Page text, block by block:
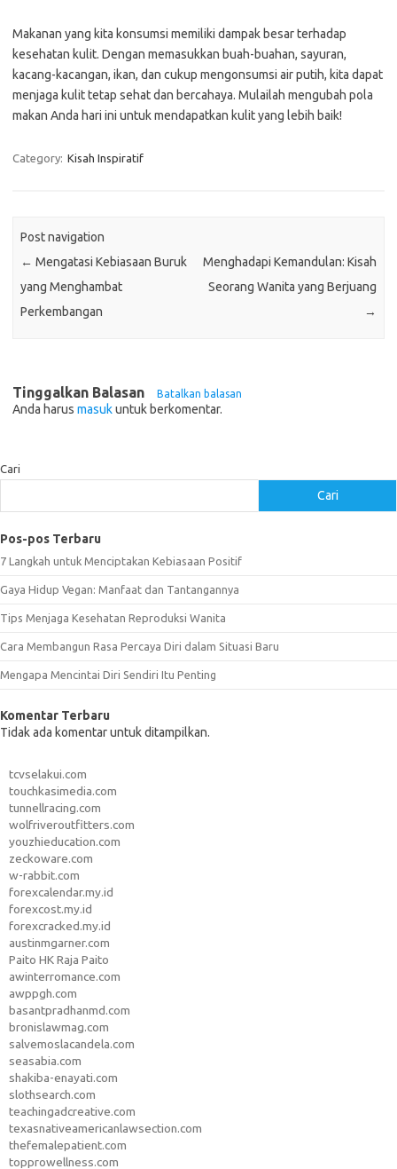
Makanan yang kita konsumsi memiliki dampak besar terhadap
kesehatan kulit. Dengan memasukkan buah-buahan, sayuran,
kacang-kacangan, ikan, dan cukup mengonsumsi air putih, kita dapat
menjaga kulit tetap sehat dan bercahaya. Mulailah mengubah pola
makan Anda hari ini untuk mendapatkan kulit yang lebih baik!
Category: Kisah Inspiratif
Post navigation
← Mengatasi Kebiasaan Buruk
yang Menghambat
Perkembangan
Menghadapi Kemandulan: Kisah
Seorang Wanita yang Berjuang
→
Tinggalkan Balasan Batalkan balasan
Anda harus masukuntuk berkomentar.
Cari
Cari
Pos-pos Terbaru
7 Langkah untuk Menciptakan Kebiasaan Positif
Gaya Hidup Vegan: Manfaat dan Tantangannya
Tips Menjaga Kesehatan Reproduksi Wanita
Cara Membangun Rasa Percaya Diri dalam Situasi Baru
Mengapa Mencintai Diri Sendiri Itu Penting
Komentar Terbaru
Tidak ada komentar untuk ditampilkan.
tcvselakui.com
touchkasimedia.com
tunnellracing.com
wolfriveroutfitters.com
youzhieducation.com
zeckoware.com
w-rabbit.com
forexcalendar.my.id
forexcost.my.id
forexcracked.my.id
austinmgarner.com
Paito HK Raja Paito
awinterromance.com
awppgh.com
basantpradhanmd.com
bronislawmag.com
salvemoslacandela.com
seasabia.com
shakiba-enayati.com
slothsearch.com
teachingadcreative.com
texasnativeamericanlawsection.com
thefemalepatient.com
topprowellness.com